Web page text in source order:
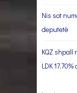
Nis sot
deputetë
KQZ shpall
LDK 17,70%